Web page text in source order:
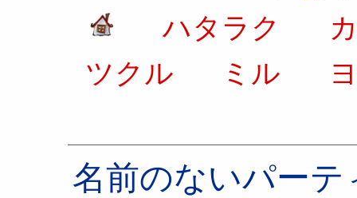
ハタラク
ツクル
ミル
名前のないパー